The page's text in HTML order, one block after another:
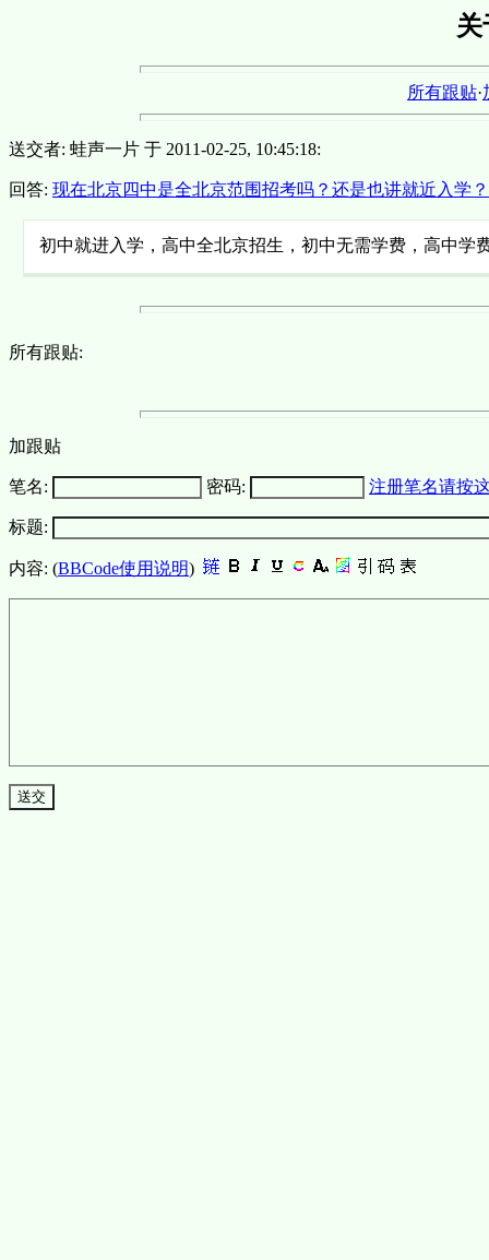
所有跟贴·
送交者: 蛙声一片 于 2011-02-25, 10:45:18:
回答: 现在北京四中是全北京范围招考吗？还是也讲就近入学
初中就进入学，高中全北京招生，初中无需学费，高中学
所有跟贴:
加跟贴
笔名: 密码: 注册笔名请按
标题:
内容: (BBCode使用说明)